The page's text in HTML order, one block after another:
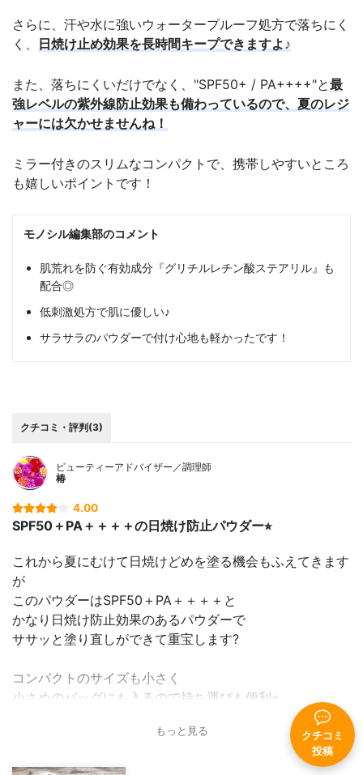
クチコミ
投稿
さらに、汗や水に強いウォータープルーフ処方で落ちにく
く、
日焼け止め効果を長時間キープできますよ♪
また、落ちにくいだけでなく、"SPF50+ / PA++++"と最
強レベルの紫外線防止効果も備わっているので、夏のレジ
ャーには欠かせませんね！
ミラー付きのスリムなコンパクトで、携帯しやすいところ
も嬉しいポイントです！
モノシル編集部のコメント
肌荒れを防ぐ有効成分『グリチルレチン酸ステアリル』も
配合◎
低刺激処方で肌に優しい♪
サラサラのパウダーで付け心地も軽かったです！
クチコミ・評判(3)
ビューティーアドバイザー／調理師
椿
4.00
SPF50＋PA＋＋＋＋の日焼け防止パウダー⭐︎
これから夏にむけて日焼けどめを塗る機会もふえてきます
が
このパウダーはSPF50＋PA＋＋＋＋と
かなり日焼け防止効果のあるパウダーで
ササッと塗り直しができて重宝します?
コンパクトのサイズも小さく
小さめのバッグにも入るので持ち運びも便利⭐︎
美白のサプリメントで有名な
第一三共ヘルスケアのトランシーノシリーズから発売され
もっと見る